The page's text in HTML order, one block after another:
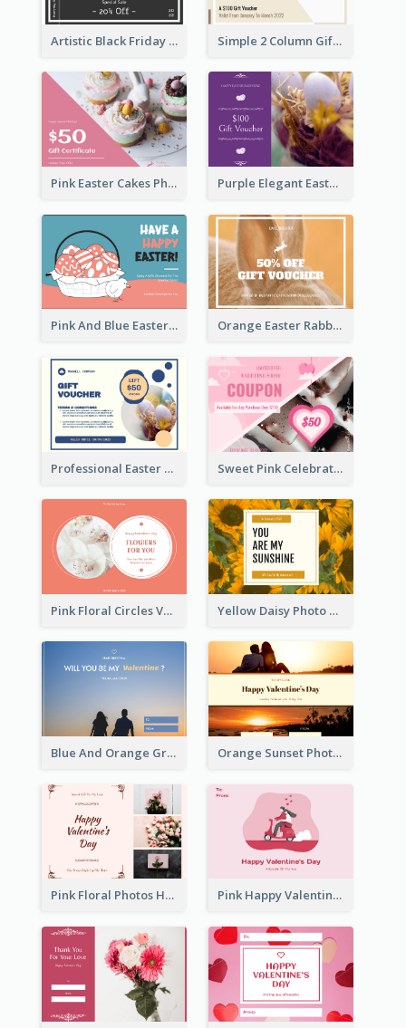
Artistic Black Friday Graphic Gift Card Simple 2 Column Gift Card
Pink Easter Cakes Photo Cake Shop Gift Card Purple Elegant Easter Egg Photo Gift Card
Pink And Blue Easter Egg Sale Gift Card Orange Easter Rabbit Photo Sale Gift Card
Professional Easter Discount Gift Card Design Sweet Pink Celebration Gift Card Template Design
Pink Floral Circles Valentines Day Gift Card Yellow Daisy Photo Valentines Day Gift Card
Blue And Orange Gradient Photo Valentines Day Gift Card Orange Sunset Photo Valentines Day Gift Card
Pink Floral Photos Happy Valentines Day Gift Card Pink Happy Valentine's Day Illustration Gift Card